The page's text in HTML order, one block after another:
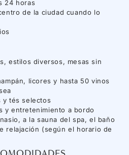
24 horas
de la ciudad cuando lo
estilos diversos, mesas sin
licores y hasta 50 vinos
y tés selectos
y entretenimiento a bordo
a la sauna del spa, el baño
relajación (según el horario de